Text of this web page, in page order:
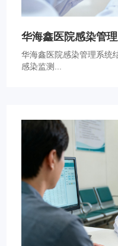
华海鑫医院感染管
华海鑫医院感染管理系统
感染监测...